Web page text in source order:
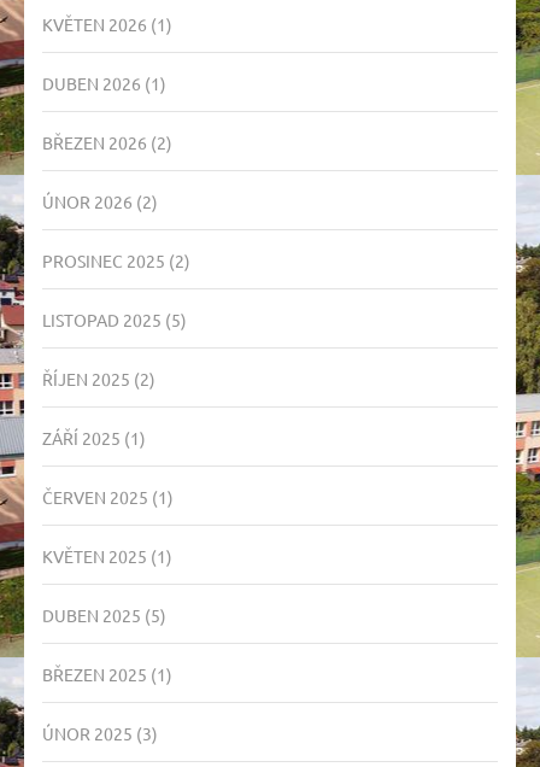
KVĚTEN 2026 (1)
DUBEN 2026 (1)
BŘEZEN 2026 (2)
ÚNOR 2026 (2)
PROSINEC 2025 (2)
LISTOPAD 2025 (5)
ŘÍJEN 2025 (2)
ZÁŘÍ 2025 (1)
ČERVEN 2025 (1)
KVĚTEN 2025 (1)
DUBEN 2025 (5)
BŘEZEN 2025 (1)
ÚNOR 2025 (3)